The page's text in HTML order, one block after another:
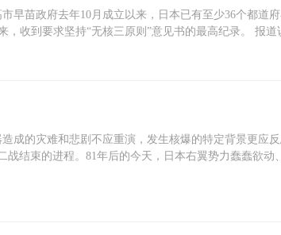
早苗政府去年10月成立以来，日本已有至少36个都道
，收到要求坚持“无核三原则”意见书的最高纪录。 报
成的灾难和悲剧不应重演，发生核爆的特定背景更应
结束的进程。81年后的今天，日本右翼势力蠢蠢欲动